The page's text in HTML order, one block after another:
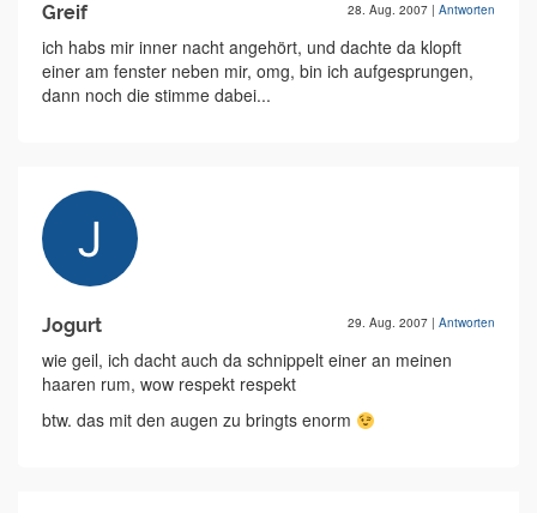
Greif 28. Aug. 2007 | Antworten
ich habs mir inner nacht angehört, und dachte da klopft
einer am fenster neben mir, omg, bin ich aufgesprungen,
dann noch die stimme dabei...
Jogurt 29. Aug. 2007 | Antworten
wie geil, ich dacht auch da schnippelt einer an meinen
haaren rum, wow respekt respekt
btw. das mit den augen zu bringts enorm